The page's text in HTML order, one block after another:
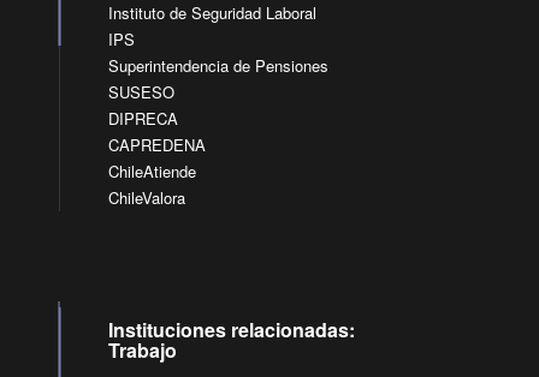
Instituto de Seguridad Laboral
IPS
Superintendencia de Pensiones
SUSESO
DIPRECA
CAPREDENA
ChileAtiende
ChileValora
Instituciones relacionadas:
Trabajo